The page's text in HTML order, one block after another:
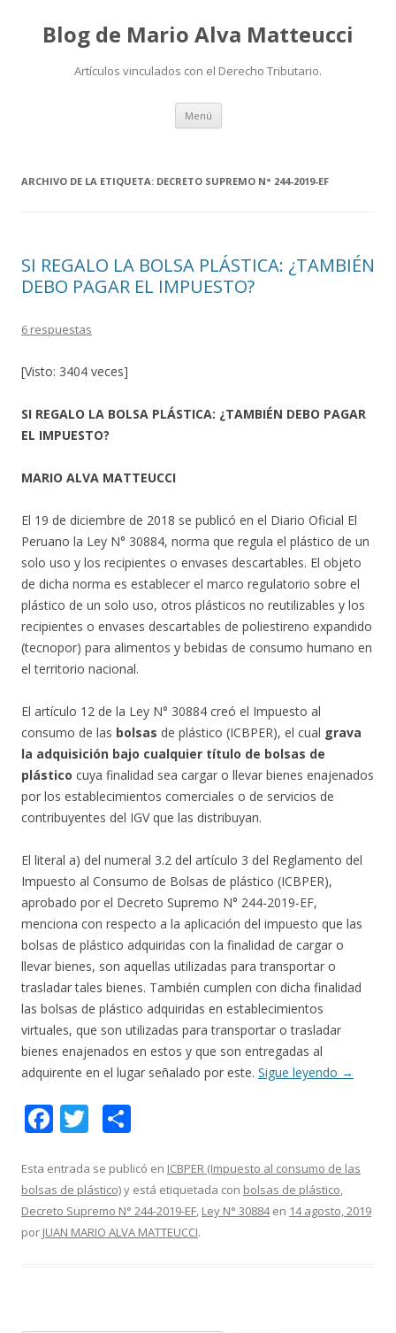
Blog de Mario Alva Matteucci
Artículos vinculados con el Derecho Tributario.
Menú Ir
contenido
ARCHIVO DE LA ETIQUETA: DECRETO SUPREMO N° 244-2019-EF
SI REGALO LA BOLSA PLÁSTICA: ¿TAMBIÉN
DEBO PAGAR EL IMPUESTO?
6 respuestas
[Visto: 3404 veces]
SI REGALO LA BOLSA PLÁSTICA: ¿TAMBIÉN DEBO PAGAR
EL IMPUESTO?
MARIO ALVA MATTEUCCI
El 19 de diciembre de 2018 se publicó en el Diario Oficial El
Peruano la Ley N° 30884, norma que regula el plástico de un
solo uso y los recipientes o envases descartables. El objeto
de dicha norma es establecer el marco regulatorio sobre el
plástico de un solo uso, otros plásticos no reutilizables y los
recipientes o envases descartables de poliestireno expandido
(tecnopor) para alimentos y bebidas de consumo humano en
el territorio nacional.
El artículo 12 de la Ley N° 30884 creó el Impuesto al
consumo de las bolsas de plástico (ICBPER), el cual grava
la adquisición bajo cualquier título de bolsas de
plástico cuya finalidad sea cargar o llevar bienes enajenados
por los establecimientos comerciales o de servicios de
contribuyentes del IGV que las distribuyan.
El literal a) del numeral 3.2 del artículo 3 del Reglamento del
Impuesto al Consumo de Bolsas de plástico (ICBPER),
aprobado por el Decreto Supremo N° 244-2019-EF,
menciona con respecto a la aplicación del impuesto que las
bolsas de plástico adquiridas con la finalidad de cargar o
llevar bienes, son aquellas utilizadas para transportar o
trasladar tales bienes. También cumplen con dicha finalidad
las bolsas de plástico adquiridas en establecimientos
virtuales, que son utilizadas para transportar o trasladar
bienes enajenados en estos y que son entregadas al
adquirente en el lugar señalado por este. Sigue leyendo →
F
e
b
o
T
itt
er
m
p
ar
Esta entrada se publicó en ICBPER (Impuesto al consumo de las
bolsas de plástico)y está etiquetada con bolsas de plástico,
Decreto Supremo N° 244-2019-EF, Ley N° 30884en 14 agosto, 2019
por JUAN MARIO ALVA MATTEUCCI.